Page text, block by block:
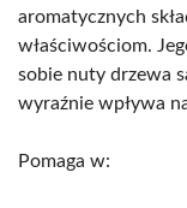
aromatycznych
właściwościom.
sobie nuty drzewa
wyraźnie wpływa
Pomaga w: